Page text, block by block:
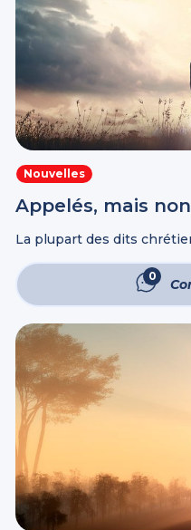
Nouvelles
Appelés, mais
La plupart des dits
informations bibliques,
Très-Haut. À titre
0